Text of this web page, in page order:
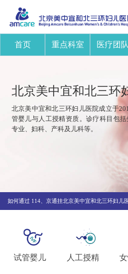
首页 重点科室 医疗团队
北京美中宜和北三环
北京美中宜和北三环妇儿医院成立于
管婴儿与人工授精资质。诊疗科目包
专业、妇科、产科及儿科等。
试管婴儿 人工授精